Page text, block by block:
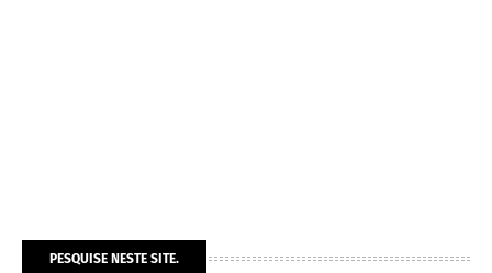
PESQUISE NESTE SITE.